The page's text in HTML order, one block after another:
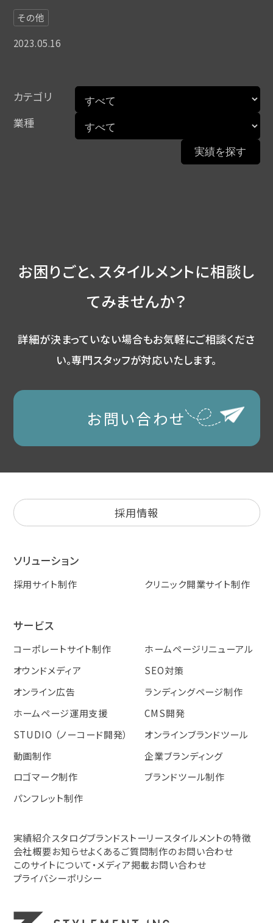
その他
2023.05.16
カテゴリ
業種
お困りごと、スタイルメントに相談し
てみませんか？
詳細が決まっていない場合もお気軽にご相談くださ
い。専門スタッフが対応いたします。
お問い合わせ
採用情報
ソリューション
採用サイト制作 クリニック開業サイト制作
サービス
コーポレートサイト制作
ホームページリニューアル
オウンドメディア
SEO対策
オンライン広告
ランディングページ制作
ホームページ運用支援
CMS開発
STUDIO （ノーコード開発）
オンラインブランドツール
動画制作
企業ブランディング
ロゴマーク制作
ブランドツール制作
パンフレット制作
実績紹介スタログブランドストーリースタイルメントの特徴
会社概要お知らせよくあるご質問制作のお問い合わせ
このサイトについて・メディア掲載お問い合わせ
プライバシーポリシー